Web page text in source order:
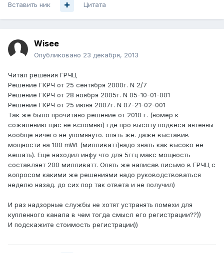
Вставить ник Цитата
Wisee
Опубликовано 23 декабря, 2013
Читал решения ГРЧЦ
Решение ГКРЧ от 25 сентября 2000г. N 2/7
Решение ГКРЧ от 28 ноября 2005г. N 05-10-01-001
Решение ГКРЧ от 25 июня 2007г. N 07-21-02-001
Так же было прочитано решение от 2010 г. (номер к
сожалению щас не вспомню) где про высоту подвеса антенны
вообще ничего не упомянуто. опять же. даже выставив
мощности на 100 mWt (милливатт)надо знать как высоко её
вешать). Ещё находил инфу что для 5ггц макс мощность
составляет 200 милливатт. Опять же написав письмо в ГРЧЦ с
вопросом какими же решениями надо руководствоваться
неделю назад. до сих пор так ответа и не получил)
И раз надзорные службы не хотят устранять помехи для
купленного канала в чем тогда смысл его регистрации??))
И подскажите стоимость регистрации))